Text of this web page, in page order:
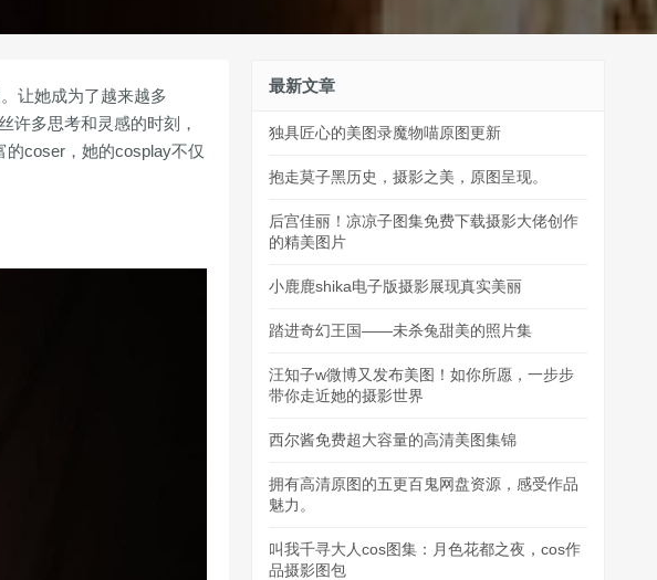
让她成为了越来越多
许多思考和灵感的时刻，
coser，她的cosplay不仅
最新文章
独具匠心的美图录魔物喵原图更新
抱走莫子黑历史，摄影之美，原图呈现。
后宫佳丽！凉凉子图集免费下载摄影大佬创作
的精美图片
小鹿鹿shika电子版摄影展现真实美丽
踏进奇幻王国——未杀兔甜美的照片集
汪知子w微博又发布美图！如你所愿，一步步
带你走近她的摄影世界
西尔酱免费超大容量的高清美图集锦
拥有高清原图的五更百鬼网盘资源，感受作品
魅力。
叫我千寻大人cos图集：月色花都之夜，cos作
品摄影图包